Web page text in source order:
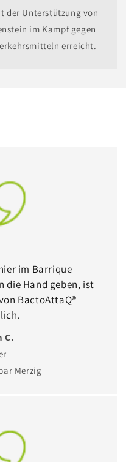
der Unterstützung von
im Kampf gegen
erreicht.
im Barrique
Hand geben, ist
BactoAttaQ®
C.
Merzig